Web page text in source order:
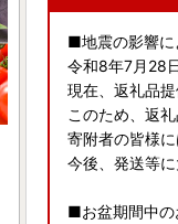
■地震の影響に
令和8年7月28
現在、返礼品
このため、返
寄附者の皆様
今後、発送等
■お盆期間中の